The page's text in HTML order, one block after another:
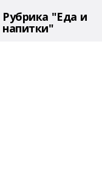
Рубрика "Еда и
напитки"